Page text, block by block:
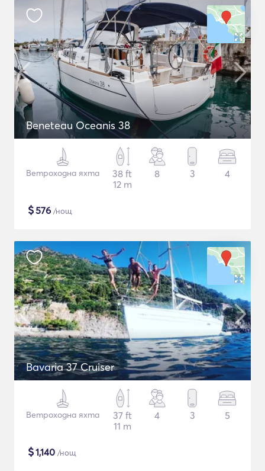
Beneteau Oceanis 38
Ветроходна яхта
38 ft
12 m
8 3 4
$576 /нощ
Bavaria 37 Cruiser
Ветроходна яхта
37 ft
11 m
4 3 5
$1,140 /нощ